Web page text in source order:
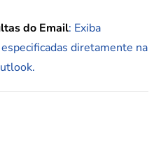
do Email: Exiba
diretamente na